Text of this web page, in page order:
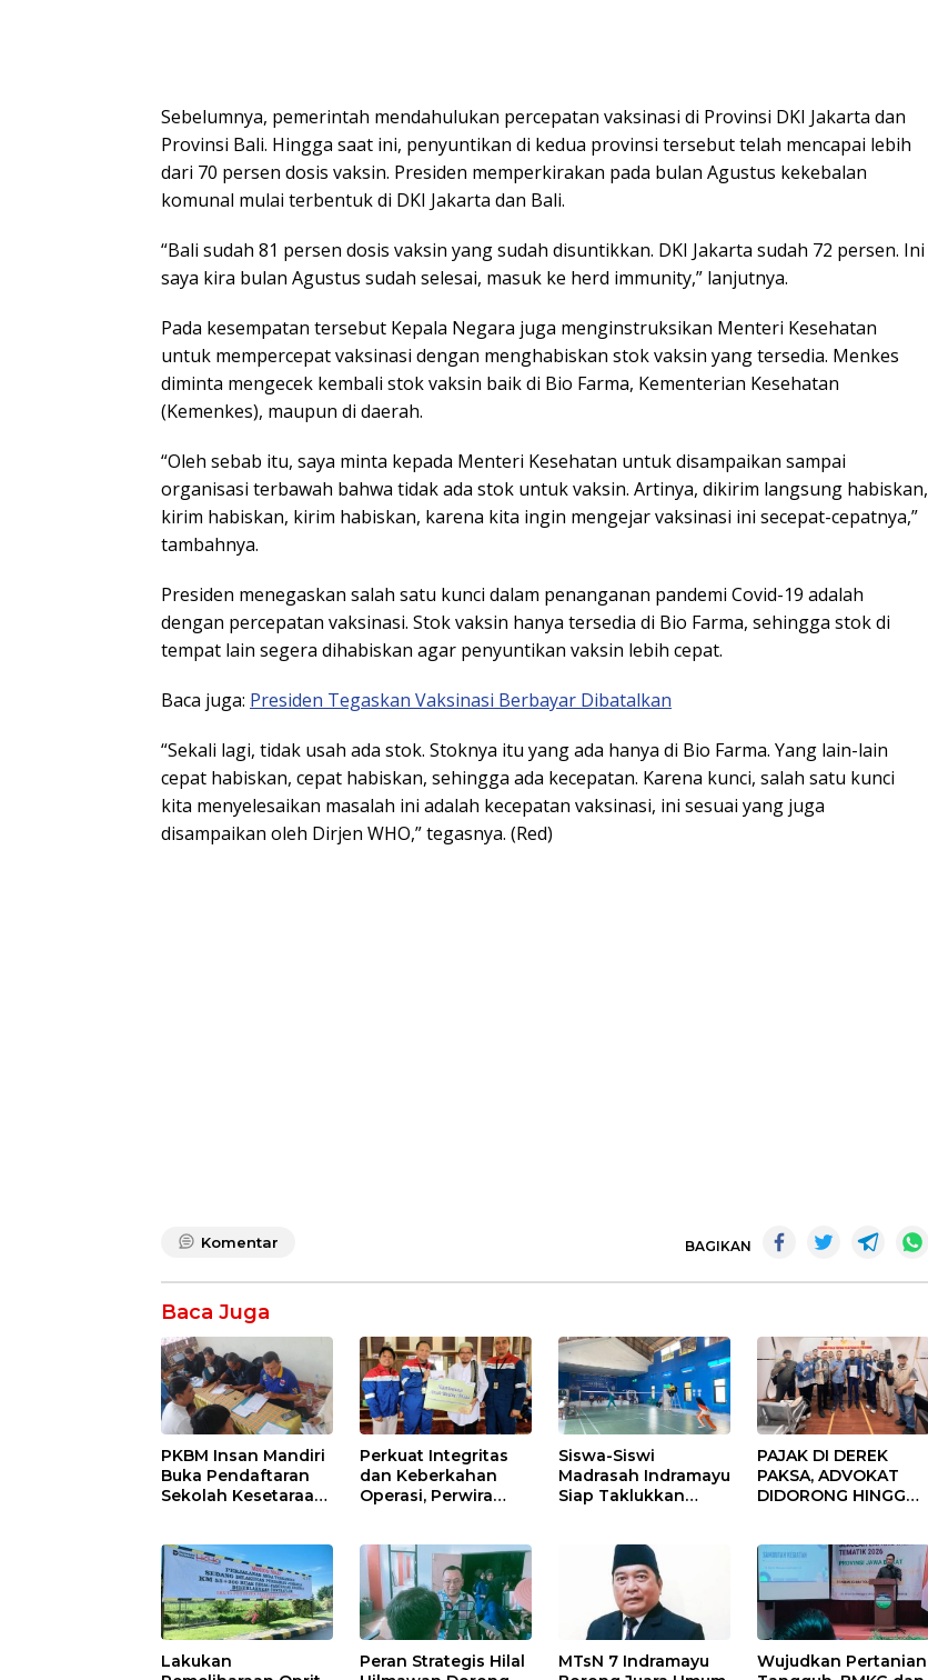
Sebelumnya, pemerintah mendahulukan percepatan vaksinasi di Provinsi DKI Jakarta dan
Provinsi Bali. Hingga saat ini, penyuntikan di kedua provinsi tersebut telah mencapai lebih
dari 70 persen dosis vaksin. Presiden memperkirakan pada bulan Agustus kekebalan
komunal mulai terbentuk di DKI Jakarta dan Bali.
“Bali sudah 81 persen dosis vaksin yang sudah disuntikkan. DKI Jakarta sudah 72 persen. Ini
saya kira bulan Agustus sudah selesai, masuk ke herd immunity,” lanjutnya.
Pada kesempatan tersebut Kepala Negara juga menginstruksikan Menteri Kesehatan
untuk mempercepat vaksinasi dengan menghabiskan stok vaksin yang tersedia. Menkes
diminta mengecek kembali stok vaksin baik di Bio Farma, Kementerian Kesehatan
(Kemenkes), maupun di daerah.
“Oleh sebab itu, saya minta kepada Menteri Kesehatan untuk disampaikan sampai
organisasi terbawah bahwa tidak ada stok untuk vaksin. Artinya, dikirim langsung habiskan,
kirim habiskan, kirim habiskan, karena kita ingin mengejar vaksinasi ini secepat-cepatnya,”
tambahnya.
Presiden menegaskan salah satu kunci dalam penanganan pandemi Covid-19 adalah
dengan percepatan vaksinasi. Stok vaksin hanya tersedia di Bio Farma, sehingga stok di
tempat lain segera dihabiskan agar penyuntikan vaksin lebih cepat.
Baca juga: Presiden Tegaskan Vaksinasi Berbayar Dibatalkan
“Sekali lagi, tidak usah ada stok. Stoknya itu yang ada hanya di Bio Farma. Yang lain-lain
cepat habiskan, cepat habiskan, sehingga ada kecepatan. Karena kunci, salah satu kunci
kita menyelesaikan masalah ini adalah kecepatan vaksinasi, ini sesuai yang juga
disampaikan oleh Dirjen WHO,” tegasnya. (Red)
Komentar BAGIKAN
Baca Juga
PKBM Insan Mandiri
Buka Pendaftaran
Sekolah Kesetaraan
Perkuat Integritas
dan Keberkahan
Operasi, Perwira
Siswa-Siswi
Madrasah Indramayu
Siap Taklukkan
PAJAK DI DEREK
PAKSA, ADVOKAT
DIDORONG HINGGA
Advokat Riau
Ngamuk Kepung
Polresta Pekanbaru!
Lakukan
Peran Strategis Hilal
MTsN 7 Indramayu
Wujudkan Pertanian